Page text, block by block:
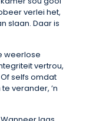
verlei het,
slaan. Daar is
weerlose
vertrou,
selfs omdat
verander, ’n